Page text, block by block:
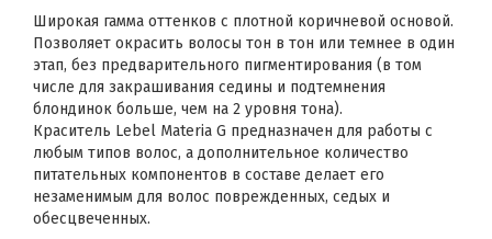
Широкая гамма оттенков с плотной коричневой основой.
Позволяет окрасить волосы тон в тон или темнее в один
этап, без предварительного пигментирования (в том
числе для закрашивания седины и подтемнения
блондинок больше, чем на 2 уровня тона).
Краситель Lebel Materia G предназначен для работы с
любым типов волос, а дополнительное количество
питательных компонентов в составе делает его
незаменимым для волос поврежденных, седых и
обесцвеченных.